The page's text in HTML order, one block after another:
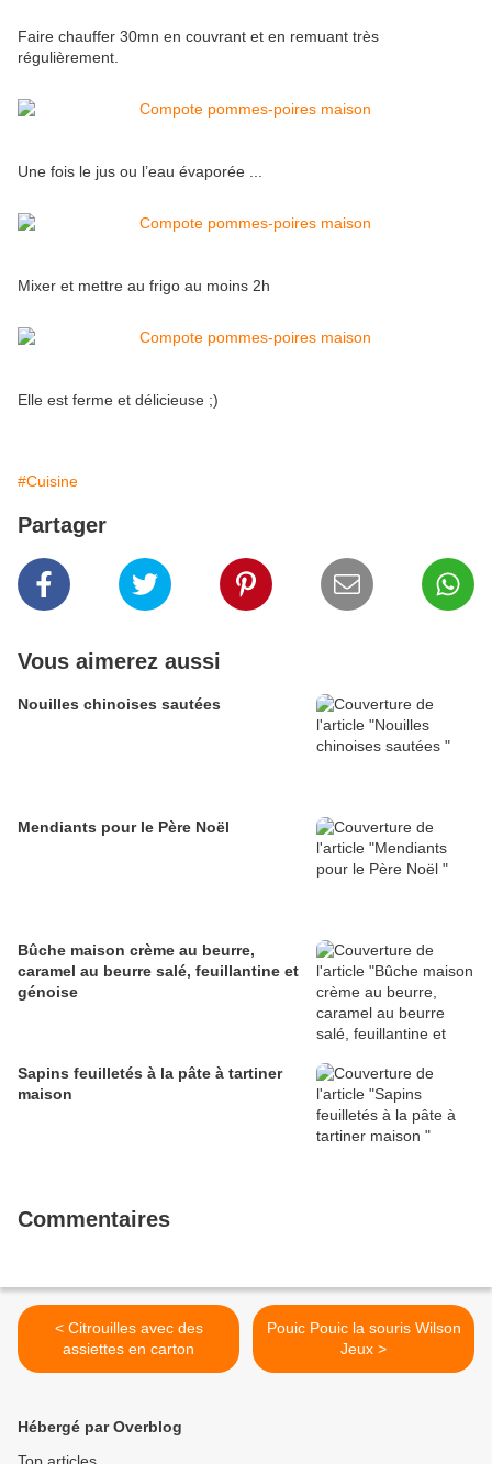
Faire chauffer 30mn en couvrant et en remuant très
régulièrement.
Une fois le jus ou l’eau évaporée ...
Mixer et mettre au frigo au moins 2h
Elle est ferme et délicieuse ;)
#Cuisine
Partager
Vous aimerez aussi
Nouilles chinoises sautées
Mendiants pour le Père Noël
Bûche maison crème au beurre,
caramel au beurre salé, feuillantine et
génoise
Sapins feuilletés à la pâte à tartiner
maison
Commentaires
< Citrouilles avec des
assiettes en carton
Pouic Pouic la souris Wilson
Jeux >
Hébergé par Overblog